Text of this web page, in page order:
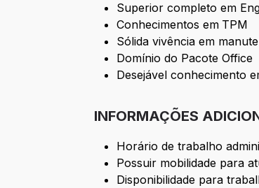
Superior completo em
Conhecimentos em TPM
Sólida vivência em
Domínio do Pacote Office
Desejável conhecimento
INFORMAÇÕES
Horário de trabalho
Possuir mobilidade para
Disponibilidade para